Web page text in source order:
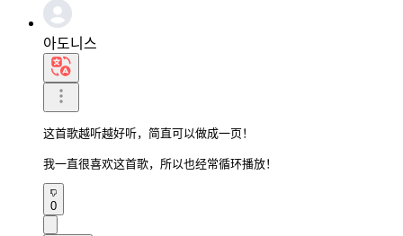
아도니스
这首歌越听越好听，简直可以做成一页！
我一直很喜欢这首歌，所以也经常循环播放！
0